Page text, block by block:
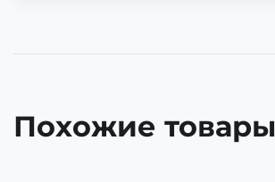
Похожие товары